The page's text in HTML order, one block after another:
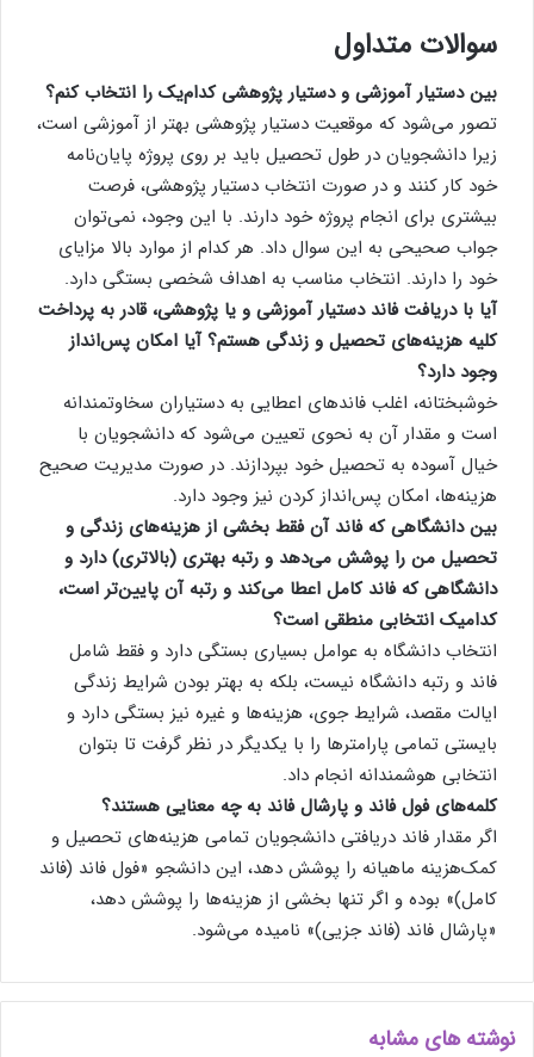
سوالات متداول
بین دستیار آموزشی و دستیار پژوهشی کدام‌یک را انتخاب کنم؟
تصور می‌شود که موقعیت دستیار پژوهشی بهتر از آموزشی است،
زیرا دانشجویان در طول تحصیل باید بر روی پروژه پایان‌نامه
خود کار کنند و در صورت انتخاب دستیار پژوهشی، فرصت
بیشتری برای انجام پروژه خود دارند. با این وجود، نمی‌توان
جواب صحیحی به این سوال داد. هر کدام از موارد بالا مزایای
خود را دارند. انتخاب مناسب به اهداف شخصی بستگی دارد.
آیا با دریافت فاند دستیار آموزشی و یا پژوهشی، قادر به پرداخت
کلیه هزینه‌های تحصیل و زندگی هستم؟ آیا امکان پس‌انداز
وجود دارد؟
خوشبختانه، اغلب فاندهای اعطایی به دستیاران سخاوتمندانه
است و مقدار آن به نحوی تعیین می‌شود که دانشجویان با
خیال آسوده به تحصیل خود بپردازند. در صورت مدیریت صحیح
هزینه‌ها، امکان پس‌انداز کردن نیز وجود دارد.
بین دانشگاهی که فاند آن فقط بخشی از هزینه‌های زندگی و
تحصیل من را پوشش می‌دهد و رتبه بهتری (بالاتری) دارد و
دانشگاهی که فاند کامل اعطا می‌کند و رتبه آن پایین‌تر است،
کدامیک انتخابی منطقی است؟
انتخاب دانشگاه به عوامل بسیاری بستگی دارد و فقط شامل
فاند و رتبه دانشگاه نیست، بلکه به بهتر بودن شرایط زندگی
ایالت مقصد، شرایط جوی، هزینه‌ها و غیره نیز بستگی دارد و
بایستی تمامی پارامترها را با یکدیگر در نظر گرفت تا بتوان
انتخابی هوشمندانه انجام داد.
کلمه‌های فول فاند و پارشال فاند به چه معنایی هستند؟
اگر مقدار فاند دریافتی دانشجویان تمامی هزینه‌های تحصیل و
کمک‌هزینه ماهیانه را پوشش دهد، این دانشجو «فول فاند (فاند
کامل)» بوده و اگر تنها بخشی از هزینه‌ها را پوشش دهد،
«پارشال فاند (فاند جزیی)» نامیده می‌شود.
نوشته های مشابه